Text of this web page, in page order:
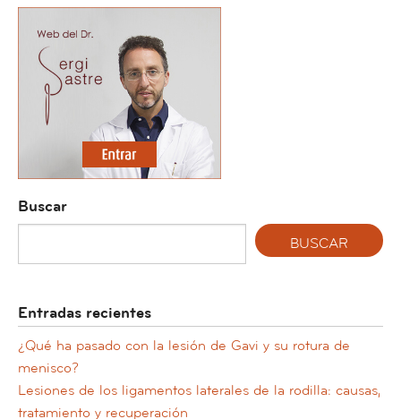
Buscar
Entradas recientes
¿Qué ha pasado con la lesión de Gavi y su rotura de
menisco?
Lesiones de los ligamentos laterales de la rodilla: causas,
tratamiento y recuperación